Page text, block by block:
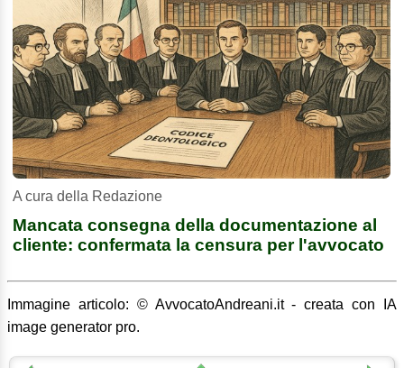
A cura della Redazione
Mancata consegna della documentazione al
cliente: confermata la censura per l'avvocato
Immagine articolo: © AvvocatoAndreani.it - creata con IA
image generator pro.